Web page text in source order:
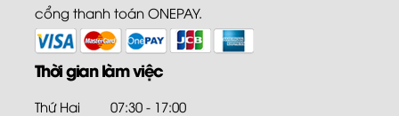
cổng thanh toán ONEPAY.
Thời gian làm việc
Thứ Hai
07:30 - 17:00